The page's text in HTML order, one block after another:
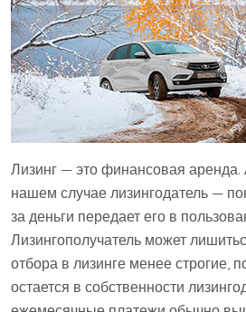
Лизинг — это финансовая
нашем случае лизингодатель —
за деньги передает его в
Лизингополучатель может
отбора в лизинге менее строгие,
остается в собственности